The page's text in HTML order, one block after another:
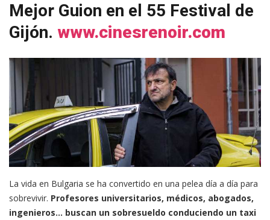
Mejor Guion en el 55 Festival de
Gijón. www.cinesrenoir.com
La vida en Bulgaria se ha convertido en una pelea día a día para
sobrevivir. Profesores universitarios, médicos, abogados,
ingenieros… buscan un sobresueldo conduciendo un taxi